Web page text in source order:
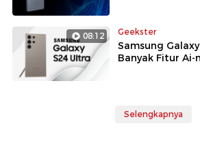
08:12 Geekster
Samsung
Banyak Fitur Ai-
Selengkapnya